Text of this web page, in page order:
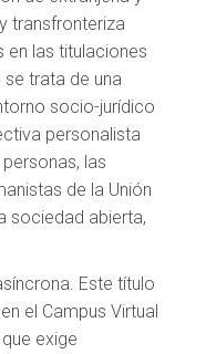
transfronteriza
en las titulaciones
se trata de una
socio-jurídico
personalista
las
de la Unión
sociedad abierta,
Este título
el Campus Virtual
exige